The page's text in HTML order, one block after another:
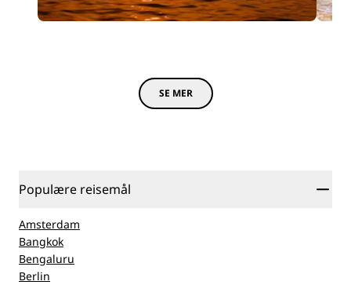
SE MER
Populære reisemål
Amsterdam
Bangkok
Bengaluru
Berlin